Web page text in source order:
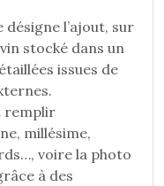
l’ajout, sur
stocké dans un
issues de
remplir
millésime,
voire la photo
à des